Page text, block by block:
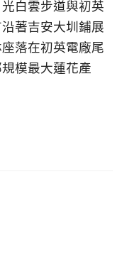
白雲步道與初英
著吉安大圳鋪展
落在初英電廠尾
模最大蓮花產